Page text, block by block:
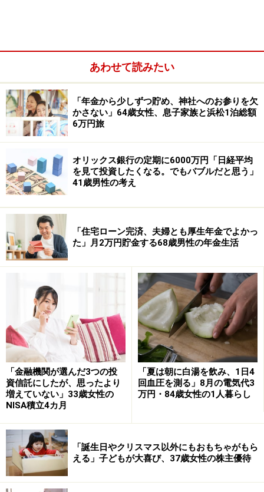
株主優待目的で最も買ってよかった銘柄として挙げたの
が、クリエイト・レストランツ・ホールディングス＜
3387＞。
100株以上の保有で対象の飲食店で使える「株主優待
券」がもらえるそうで、「優待を使える店舗が多く、外
食代の節約につながる点が魅力。さらに、800株以上を1
年以上継続して保有すると優遇があり、より外食代が浮
く」と語っています。
実際には「磯丸水産のランチでよく利用しています。ラ
ンチや喫茶店でも使えて、使い勝手がよい」と言い、利
便性の高さも気に入っているようです。
「おいしいと思ったお店は、株主優待がな
いか調べて購入を検討」
普段から「外食が多いので、おいしいと思ったお店は、
株主優待がないかネットで調べて、購入を検討する」そ
う。
その中でも「優待廃止リスクが低そうで、個人投資家が
あわせて読みたい
「年金から少しずつ貯め、神社へのお参りを欠
かさない」64歳女性、息子家族と浜松1泊総額
6万円旅
オリックス銀行の定期に6000万円「日経平均
を見て投資したくなる。でもバブルだと思う」
41歳男性の考え
「住宅ローン完済、夫婦とも厚生年金でよかっ
た」月2万円貯金する68歳男性の年金生活
「金融機関が選んだ3つの投
資信託にしたが、思ったより
増えていない」33歳女性の
NISA積立4カ月
「夏は朝に白湯を飲み、1日4
回血圧を測る」8月の電気代3
万円・84歳女性の1人暮らし
「誕生日やクリスマス以外にもおもちゃがもら
える」子どもが大喜び、37歳女性の株主優待